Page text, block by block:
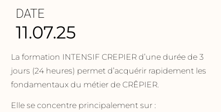
DATE
11.07.25
La formation INTENSIF CREPIER d’une durée de 3
jours (24 heures) permet d’acquérir rapidement les
fondamentaux du métier de CRÊPIER.
Elle se concentre principalement sur :